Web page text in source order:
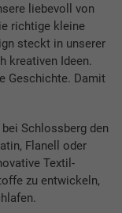
liebevoll von
richtige kleine
steckt in unserer
kreativen Ideen.
Geschichte. Damit
Schlossberg den
Flanell oder
Textil-
zu entwickeln,